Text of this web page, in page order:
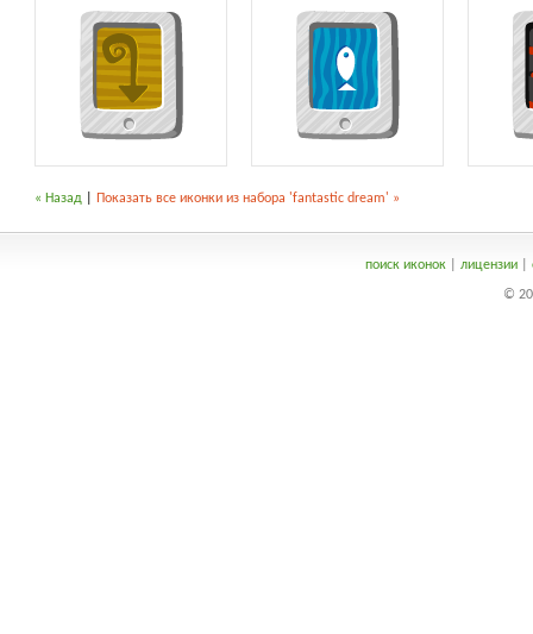
« Назад Показать все иконки из набора 'fantastic dream' »
поиск иконок| лицензии|
©